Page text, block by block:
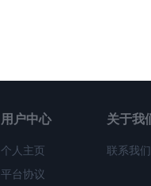
用户中心
个人主页
平台协议
关于我
联系我们